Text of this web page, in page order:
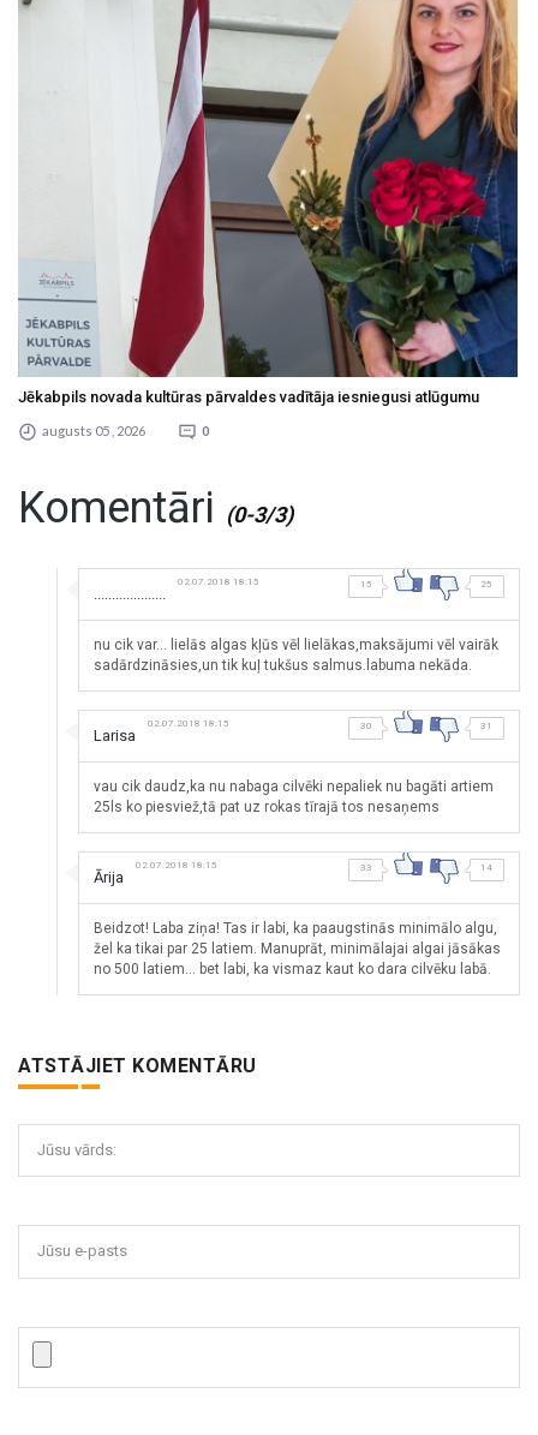
Jēkabpils novada kultūras pārvaldes vadītāja iesniegusi atlūgumu
augusts 05 , 2026 0
Komentāri (0-3/3)
....................
02.07.2018 18:15 15 25
nu cik var... lielās algas kļūs vēl lielākas,maksājumi vēl vairāk
sadārdzināsies,un tik kuļ tukšus salmus.labuma nekāda.
Larisa
02.07.2018 18:15 30 31
vau cik daudz,ka nu nabaga cilvēki nepaliek nu bagāti artiem
25ls ko piesviež,tā pat uz rokas tīrajā tos nesaņems
Ārija
02.07.2018 18:15 33 14
Beidzot! Laba ziņa! Tas ir labi, ka paaugstinās minimālo algu,
žel ka tikai par 25 latiem. Manuprāt, minimālajai algai jāsākas
no 500 latiem... bet labi, ka vismaz kaut ko dara cilvēku labā.
ATSTĀJIET KOMENTĀRU
Jūsu vārds:
Jūsu e-pasts